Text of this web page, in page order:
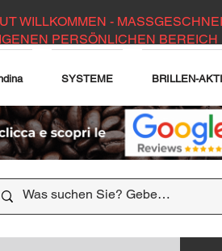
WILLKOMMEN -
PERSÖNLICHEN BEREICH
SYSTEME BRILLEN-
WEBSITE